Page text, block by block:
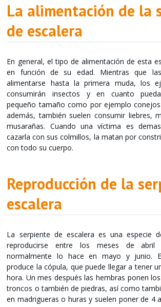
La alimentación de la
de escalera
En general, el tipo de alimentación de esta
en función de su edad. Mientras que
alimentarse hasta la primera muda, los
consumirán insectos y en cuanto
pequeño tamaño como por ejemplo
además, también suelen consumir liebres,
musarañas. Cuando una víctima es
cazarla con sus colmillos, la matan por
con todo su cuerpo.
Reproducción de la
escalera
La serpiente de escalera es una especie
reproducirse entre los meses de abril
normalmente lo hace en mayo y junio.
produce la cópula, que puede llegar a tener
hora. Un mes después las hembras ponen
troncos o también de piedras, así como
en madrigueras o huras y suelen poner de 4